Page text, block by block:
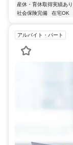
産休・育休取得実績あり
社会保険完備
在宅OK
アルバイト・パート